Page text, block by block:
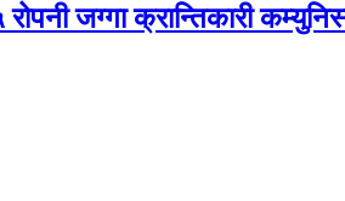
जग्गा क्रान्तिकारी